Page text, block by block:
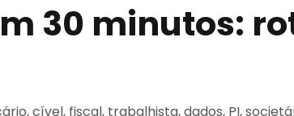
30 minutos:
cível, fiscal, trabalhista, dados, PI,